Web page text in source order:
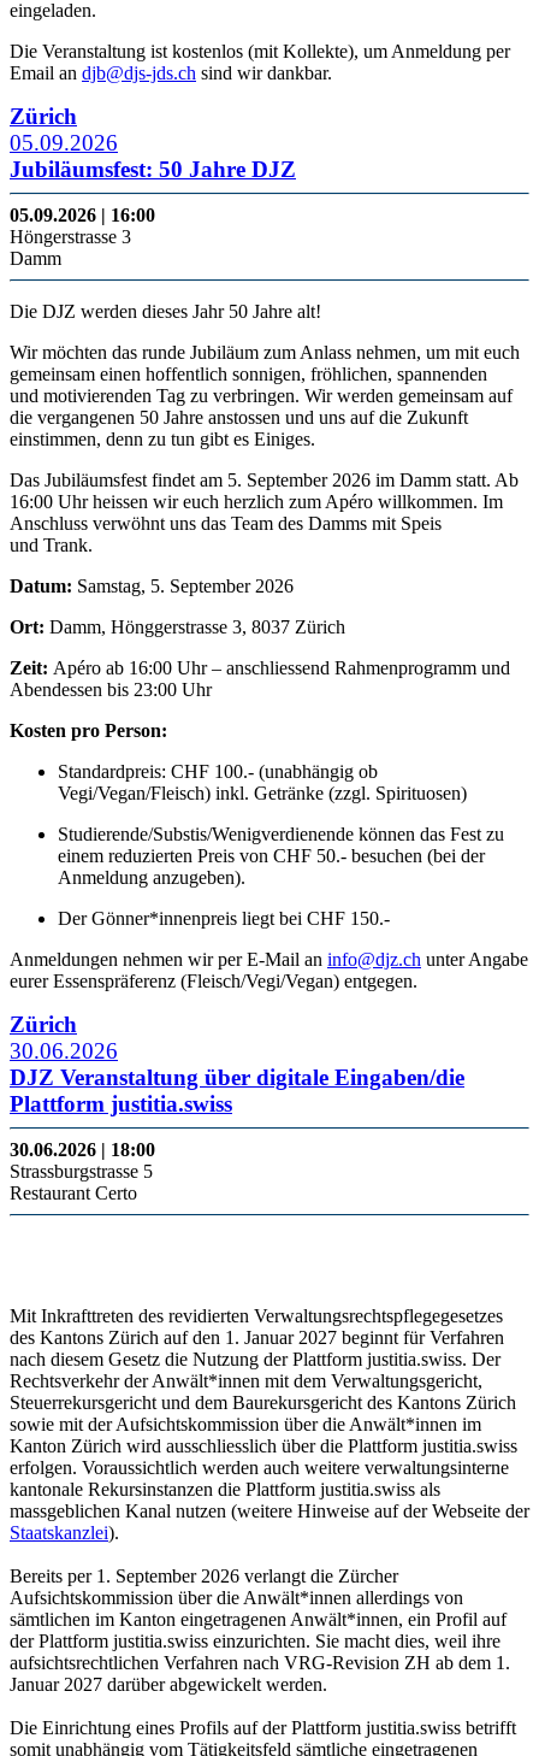
eingeladen.
Die Veranstaltung ist kostenlos (mit Kollekte), um Anmeldung per
Email an djb@djs-jds.ch sind wir dankbar.
Zürich
05.09.2026
Jubiläumsfest: 50 Jahre DJZ
05.09.2026 | 16:00
Höngerstrasse 3
Damm
Die DJZ werden dieses Jahr 50 Jahre alt!
Wir möchten das runde Jubiläum zum Anlass nehmen, um mit euch
gemeinsam einen hoffentlich sonnigen, fröhlichen, spannenden
und motivierenden Tag zu verbringen. Wir werden gemeinsam auf
die vergangenen 50 Jahre anstossen und uns auf die Zukunft
einstimmen, denn zu tun gibt es Einiges.
Das Jubiläumsfest findet am 5. September 2026 im Damm statt. Ab
16:00 Uhr heissen wir euch herzlich zum Apéro willkommen. Im
Anschluss verwöhnt uns das Team des Damms mit Speis
und Trank.
Datum: Samstag, 5. September 2026
Ort: Damm, Hönggerstrasse 3, 8037 Zürich
Zeit: Apéro ab 16:00 Uhr – anschliessend Rahmenprogramm und
Abendessen bis 23:00 Uhr
Kosten pro Person:
Standardpreis: CHF 100.- (unabhängig ob
Vegi/Vegan/Fleisch) inkl. Getränke (zzgl. Spirituosen)
Studierende/Substis/Wenigverdienende können das Fest zu
einem reduzierten Preis von CHF 50.- besuchen (bei der
Anmeldung anzugeben).
Der Gönner*innenpreis liegt bei CHF 150.-
Anmeldungen nehmen wir per E-Mail an info@djz.ch unter Angabe
eurer Essenspräferenz (Fleisch/Vegi/Vegan) entgegen.
Zürich
30.06.2026
DJZ Veranstaltung über digitale Eingaben/die
Plattform justitia.swiss
30.06.2026 | 18:00
Strassburgstrasse 5
Restaurant Certo
Mit Inkrafttreten des revidierten Verwaltungsrechtspflegegesetzes
des Kantons Zürich auf den 1. Januar 2027 beginnt für Verfahren
nach diesem Gesetz die Nutzung der Plattform justitia.swiss. Der
Rechtsverkehr der Anwält*innen mit dem Verwaltungsgericht,
Steuerrekursgericht und dem Baurekursgericht des Kantons Zürich
sowie mit der Aufsichtskommission über die Anwält*innen im
Kanton Zürich wird ausschliesslich über die Plattform justitia.swiss
erfolgen. Voraussichtlich werden auch weitere verwaltungsinterne
kantonale Rekursinstanzen die Plattform justitia.swiss als
massgeblichen Kanal nutzen (weitere Hinweise auf der Webseite der
Staatskanzlei).
Bereits per 1. September 2026 verlangt die Zürcher
Aufsichtskommission über die Anwält*innen allerdings von
sämtlichen im Kanton eingetragenen Anwält*innen, ein Profil auf
der Plattform justitia.swiss einzurichten. Sie macht dies, weil ihre
aufsichtsrechtlichen Verfahren nach VRG-Revision ZH ab dem 1.
Januar 2027 darüber abgewickelt werden.
Die Einrichtung eines Profils auf der Plattform justitia.swiss betrifft
somit unabhängig vom Tätigkeitsfeld sämtliche eingetragenen